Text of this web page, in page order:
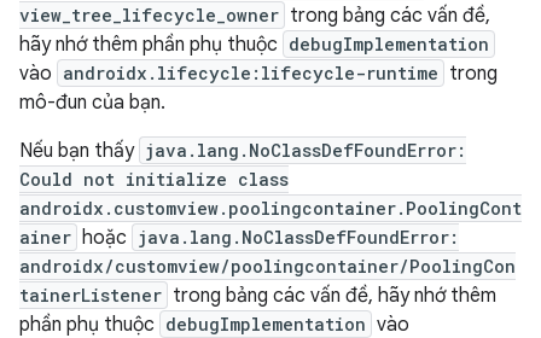
view_tree_lifecycle_owner trong bảng các vấn đề,
hãy nhớ thêm phần phụ thuộc debugImplementation
vào androidx.lifecycle:lifecycle-runtime trong
mô-đun của bạn.
Nếu bạn thấy java.lang.NoClassDefFoundError:
Could not initialize class
androidx.customview.poolingcontainer.PoolingCont
ainer hoặc java.lang.NoClassDefFoundError:
androidx/customview/poolingcontainer/PoolingCon
tainerListener trong bảng các vấn đề, hãy nhớ thêm
phần phụ thuộc debugImplementation vào